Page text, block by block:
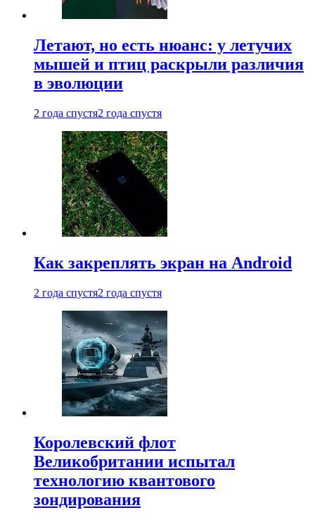
Летают, но есть нюанс: у летучих
мышей и птиц раскрыли различия
в эволюции
2 года спустя2 года спустя
Как закреплять экран на Android
2 года спустя2 года спустя
Королевский флот
Великобритании испытал
технологию квантового
зондирования